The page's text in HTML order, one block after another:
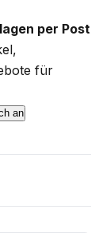
per Post
für
an